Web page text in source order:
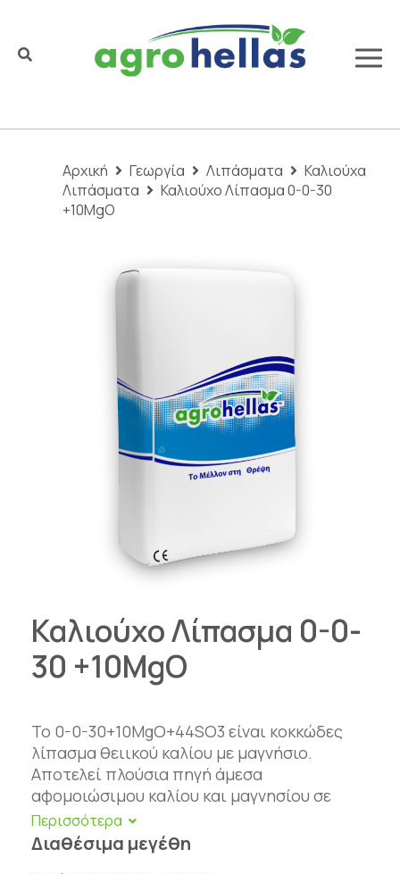
Αρχική Γεωργία Λιπάσματα
Καλιούχα
Λιπάσματα
Καλιούχο Λίπασμα 0-0-30
+10MgO
Καλιούχο Λίπασμα 0-0-
30 +10MgO
Το 0-0-30+10MgO+44SO3 είναι κοκκώδες
λίπασμα θειικού καλίου με μαγνήσιο.
Αποτελεί πλούσια πηγή άμεσα
αφομοιώσιμου καλίου και μαγνησίου σε
ιδανική αναλογία 3:1 για την καλύψη των
αναγκών των καλλιεργειών. Είναι
απαλλαγμένο χλωρίου. Η ιδανική σύνθεση
Διαθέσιμα μεγέθη